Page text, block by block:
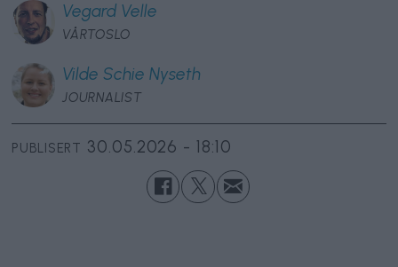
Vegard Velle
VÅRTOSLO
Vilde Schie Nyseth
JOURNALIST
PUBLISERT 30.05.2026 - 18:10